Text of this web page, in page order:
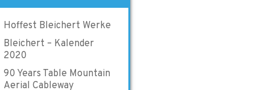
Hoffest Bleichert Werke
Bleichert – Kalender
2020
90 Years Table Mountain
Aerial Cableway